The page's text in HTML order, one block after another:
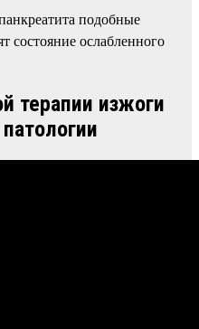
подобные
состояние ослабленного
терапии изжоги